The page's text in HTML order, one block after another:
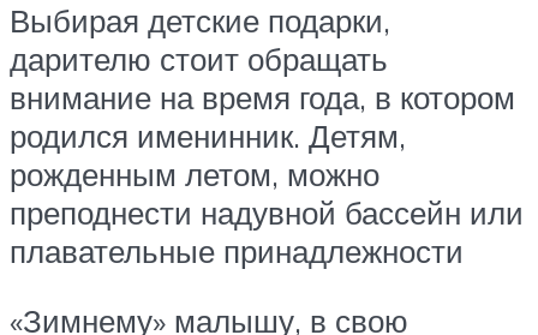
Выбирая детские подарки,
дарителю стоит обращать
внимание на время года, в котором
родился именинник. Детям,
рожденным летом, можно
преподнести надувной бассейн или
плавательные принадлежности
«Зимнему» малышу, в свою